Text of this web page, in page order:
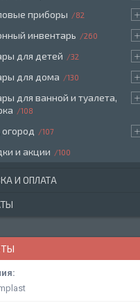
приборы 82
инвентарь 260
для детей 32
для дома 130
для ванной и туалета,
108
107
и акции 100
И ОПЛАТА